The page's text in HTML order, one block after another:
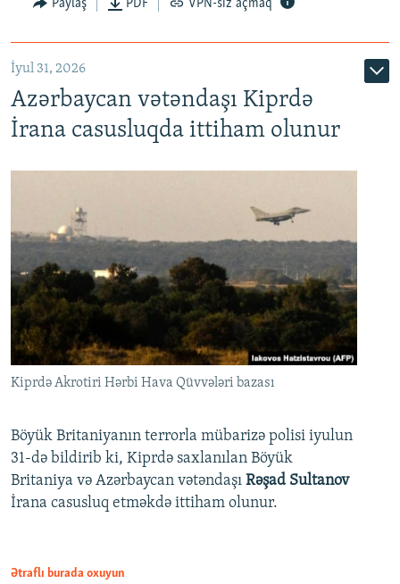
Paylaş PDF VPN-siz açmaq
İyul 31, 2026
Azərbaycan vətəndaşı Kiprdə
İrana casusluqda ittiham olunur
Kiprdə Akrotiri Hərbi Hava Qüvvələri bazası
Böyük Britaniyanın terrorla mübarizə polisi iyulun
31-də bildirib ki, Kiprdə saxlanılan Böyük
Britaniya və Azərbaycan vətəndaşı Rəşad Sultanov
İrana casusluq etməkdə ittiham olunur.
Ətraflı burada oxuyun